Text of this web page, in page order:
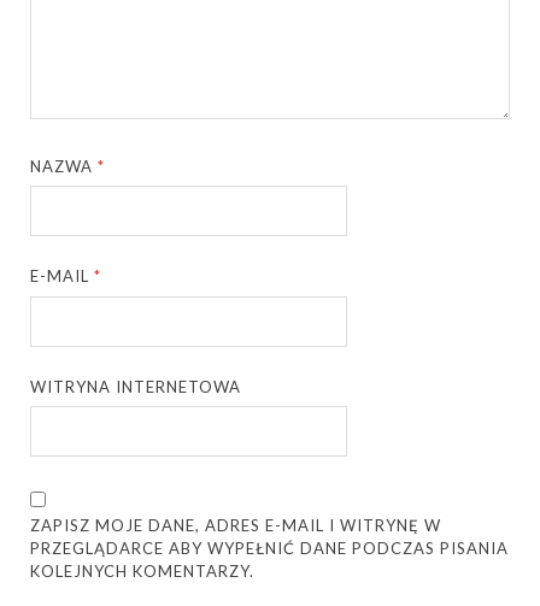
NAZWA*
E-MAIL*
WITRYNA INTERNETOWA
ZAPISZ MOJE DANE, ADRES E-MAIL I WITRYNĘ W
PRZEGLĄDARCE ABY WYPEŁNIĆ DANE PODCZAS PISANIA
KOLEJNYCH KOMENTARZY.